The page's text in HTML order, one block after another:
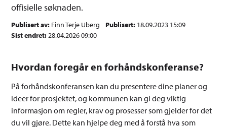
offisielle søknaden.
Publisert av Finn Terje Uberg Publisert 18.09.2023 15:09
Sist endret 28.04.2026 09:00
Hvordan foregår en forhåndskonferanse?
På forhåndskonferansen kan du presentere dine planer og
ideer for prosjektet, og kommunen kan gi deg viktig
informasjon om regler, krav og prosesser som gjelder for det
du vil gjøre. Dette kan hjelpe deg med å forstå hva som